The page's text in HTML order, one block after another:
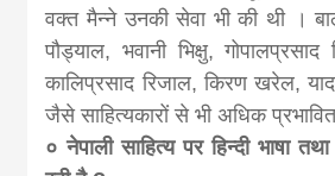
वक्त मैन्ने उनकी सेवा भी की थी ।
पौड्याल, भवानी भिक्षु,
कालिप्रसाद रिजाल, किरण खरेल,
जैसे साहित्यकारों से भी अधिक
० नेपाली साहित्य पर हिन्दी भाषा